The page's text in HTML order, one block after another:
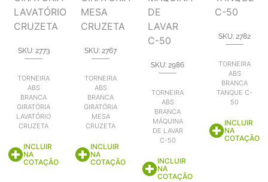
SKU: 2773
TORNEIRA
ABS
BRANCA
GIRATÓRIA
LAVATÓRIO
CRUZETA
INCLUIR
NA
COTAÇÃO
SKU: 2767
TORNEIRA
ABS
BRANCA
GIRATÓRIA
MESA
CRUZETA
INCLUIR
NA
COTAÇÃO
SKU: 2986
TORNEIRA
ABS
BRANCA
MÁQUINA
DE LAVAR
C-50
INCLUIR
NA
COTAÇÃO
SKU: 2782
TORNEIRA
ABS
BRANCA
TANQUE C-
50
INCLUIR
NA
COTAÇÃO